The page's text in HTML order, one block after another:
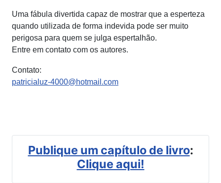
Uma fábula divertida capaz de mostrar que a esperteza
quando utilizada de forma indevida pode ser muito
perigosa para quem se julga espertalhão.
Entre em contato com os autores.
Contato:
patricialuz-4000@hotmail.com
Publique um capítulo de livro:
Clique aqui!